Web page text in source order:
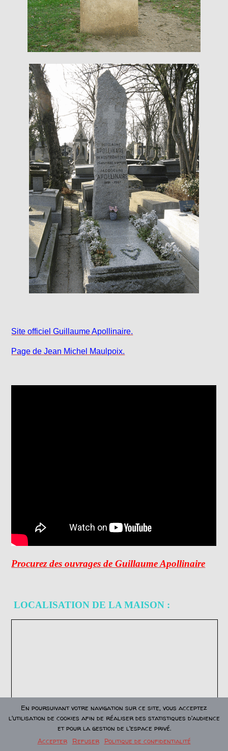
Site officiel Guillaume Apollinaire.
Page de Jean Michel Maulpoix.
Procurez des ouvrages de Guillaume Apollinaire
LOCALISATION DE LA MAISON :
En poursuivant votre navigation sur ce site, vous acceptez
l'utilisation de cookies afin de réaliser des statistiques d'audience
et pour la gestion de l'espace privé.
Accepter
Refuser Politique de confidentialité